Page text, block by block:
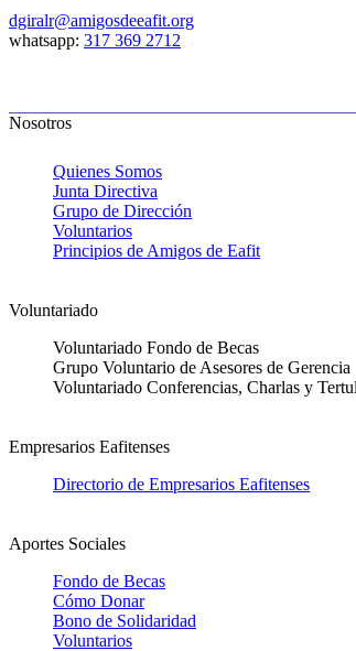
dgiralr@amigosdeeafit.org
whatsapp: 317 369 2712
Nosotros
Quienes Somos
Junta Directiva
Grupo de Dirección
Voluntarios
Principios de Amigos de Eafit
Voluntariado
Voluntariado Fondo de Becas
Grupo Voluntario de Asesores de Gerencia
Voluntariado Conferencias, Charlas y
Empresarios Eafitenses
Directorio de Empresarios Eafitenses
Aportes Sociales
Fondo de Becas
Cómo Donar
Bono de Solidaridad
Voluntarios